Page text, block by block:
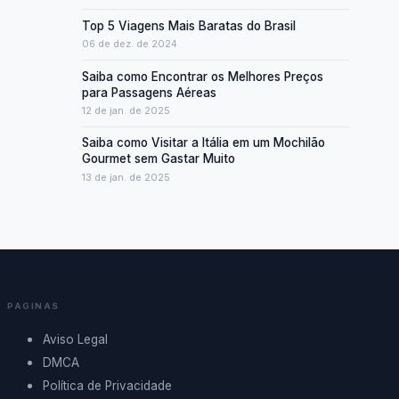
Top 5 Viagens Mais Baratas do Brasil
06 de dez. de 2024
Saiba como Encontrar os Melhores Preços
para Passagens Aéreas
12 de jan. de 2025
Saiba como Visitar a Itália em um Mochilão
Gourmet sem Gastar Muito
13 de jan. de 2025
PAGINAS
Aviso Legal
DMCA
Política de Privacidade